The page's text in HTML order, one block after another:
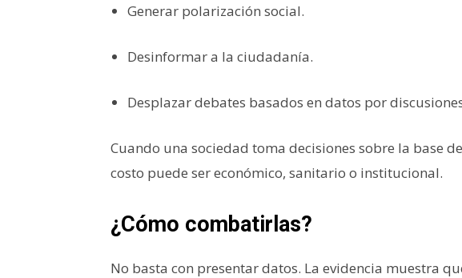
Generar polarización social.
Desinformar a la ciudadanía.
Desplazar debates basados en datos por
Cuando una sociedad toma decisiones sobre la base
costo puede ser económico, sanitario o institucional.
¿Cómo combatirlas?
No basta con presentar datos. La evidencia muestra